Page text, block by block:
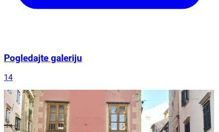
Pogledajte galeriju
14